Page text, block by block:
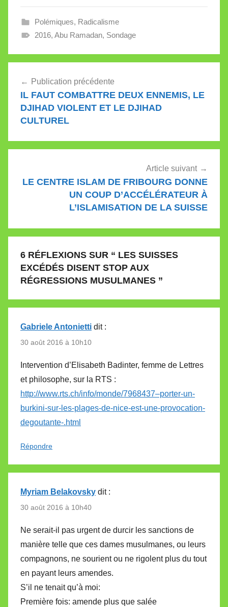
Polémiques, Radicalisme
2016, Abu Ramadan, Sondage
de
l’article
Publication précédente
IL FAUT COMBATTRE DEUX ENNEMIS, LE
DJIHAD VIOLENT ET LE DJIHAD
CULTUREL
Article suivant
LE CENTRE ISLAM DE FRIBOURG DONNE
UN COUP D’ACCÉLÉRATEUR À
L’ISLAMISATION DE LA SUISSE
6 RÉFLEXIONS SUR “ LES SUISSES
EXCÉDÉS DISENT STOP AUX
RÉGRESSIONS MUSULMANES ”
Gabriele Antonietti dit :
30 août 2016 à 10h10
Intervention d’Elisabeth Badinter, femme de Lettres
et philosophe, sur la RTS :
http://www.rts.ch/info/monde/7968437–porter-un-
burkini-sur-les-plages-de-nice-est-une-provocation-
degoutante-.html
Répondre
Myriam Belakovsky dit :
30 août 2016 à 10h40
Ne serait-il pas urgent de durcir les sanctions de
manière telle que ces dames musulmanes, ou leurs
compagnons, ne sourient ou ne rigolent plus du tout
en payant leurs amendes.
S’il ne tenait qu’à moi:
Première fois: amende plus que salée